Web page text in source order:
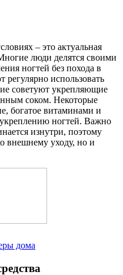
– это актуальная
люди делятся своими
ногтей без похода в
использовать
советуют укрепляющие
соком. Некоторые
богатое витаминами и
ногтей. Важно
изнутри, поэтому
внешнему уходу, но и
дома